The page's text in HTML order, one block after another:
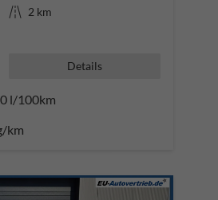
Kilometerstand 2 km
Details
l/100km
km